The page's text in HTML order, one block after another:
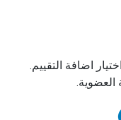
اضافة التقييم.